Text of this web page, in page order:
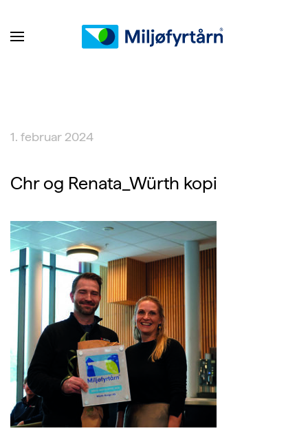
1. februar 2024
Chr og Renata_Würth kopi